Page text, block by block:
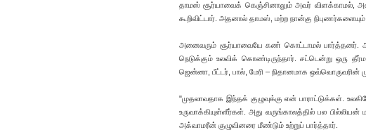
தாமஸ் சூர்யாவைக் கெஞ்சினாலும் அவர் விளக்காமல்,
கூறிவிட்டார். அதனால் தாமஸ், மற்ற நான்கு
அனைவரும் சூர்யாவையே கண் கொட்டாமல் பார்த்தனர். ஆனால்
நெடுக்கும் உலவிக் கொண்டிருந்தார். சட்டென்று ஒரு
ஜென்னா, பீட்டர், பால், மேரி – நிதானமாக ஒவ்வொருவரின்
"முதலாவதாக இந்தக் குழுவுக்கு என் பாராட்டுக்கள்.
உருவாக்கியுள்ளீர்கள். அது வருங்காலத்தில் பல பில்லியன்
அக்வாமரீன் குழுவினரை மீண்டும் உற்றுப் பார்த்தார்.